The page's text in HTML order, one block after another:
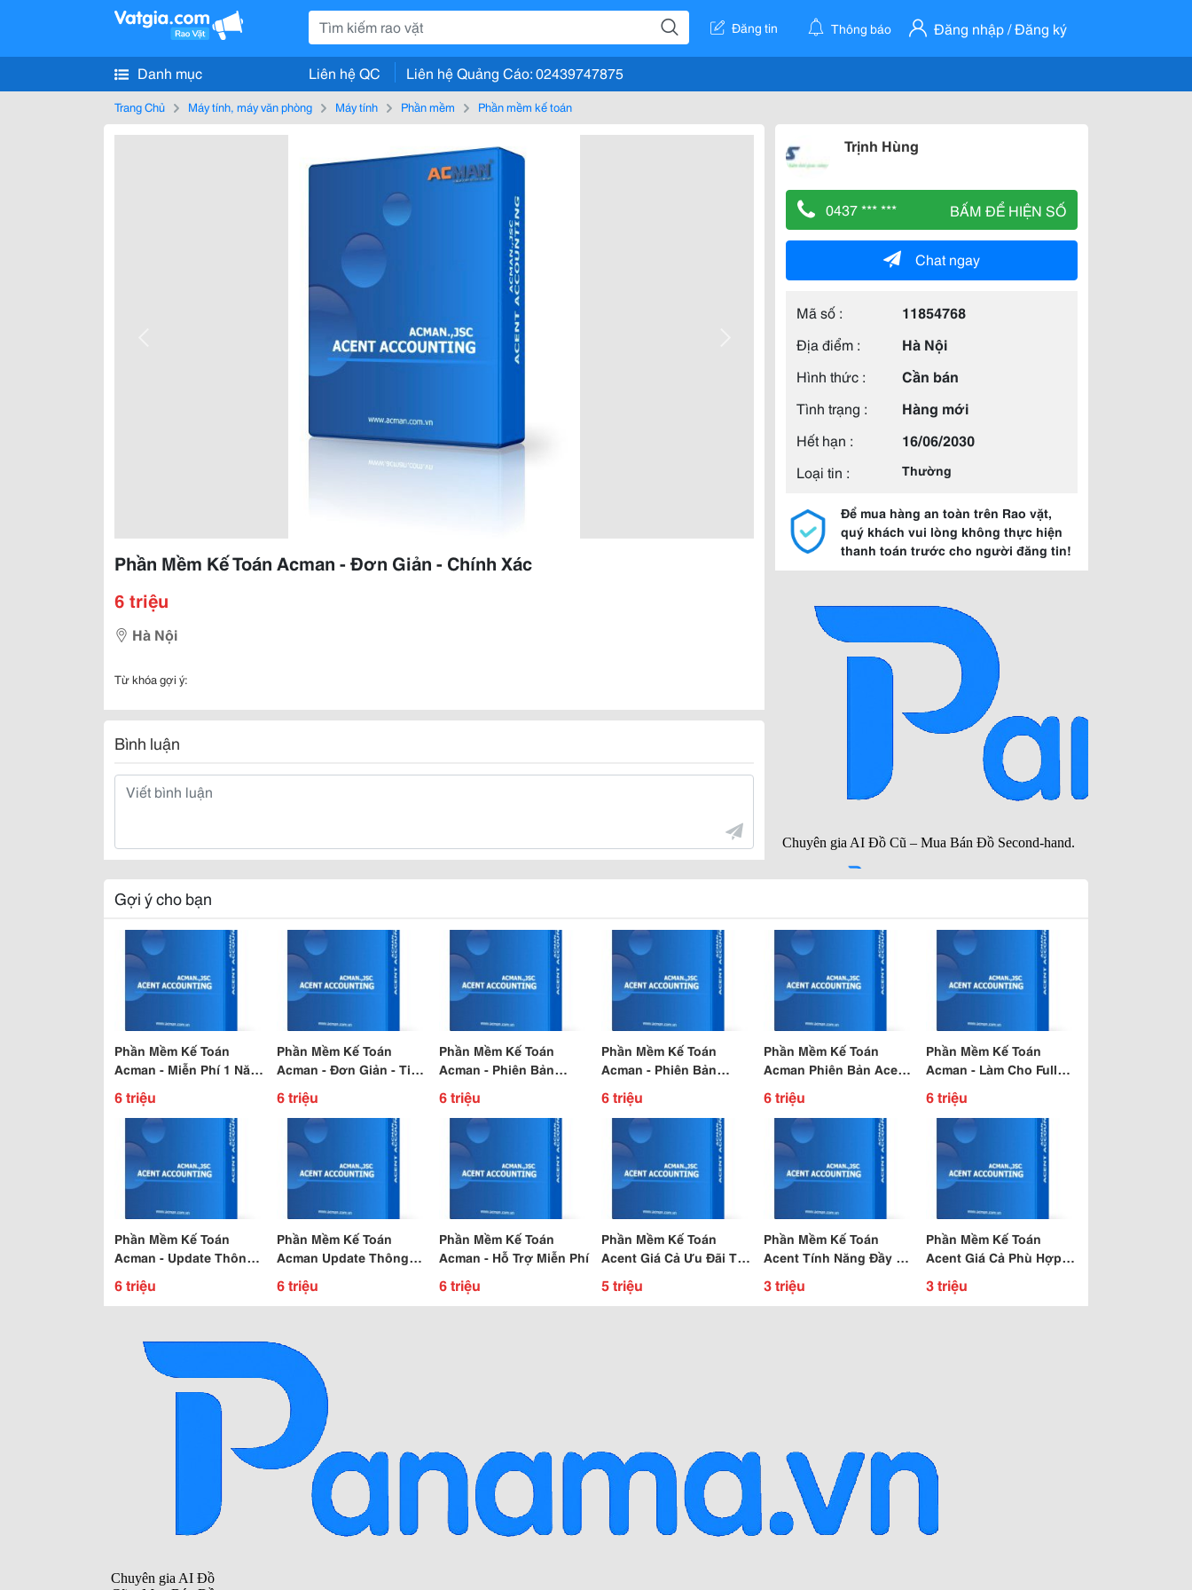
Đăng tin Thông báo Đăng nhập / Đăng ký
Danh mục Liên hệ QC Liên hệ Quảng Cáo: 02439747875
Trang Chủ Máy tính, máy văn phòng Máy tính Phần mềm Phần mềm kế toán
Phần Mềm Kế Toán Acman - Đơn Giản - Chính Xác
6 triệu
Hà Nội
Từ khóa gợi ý:
Bình luận
Trịnh Hùng
0437 *** *** BẤM ĐỂ HIỆN SỐ
Chat ngay
Mã số :
11854768
Địa điểm :
Hà Nội
Hình thức :
Cần bán
Tình trạng :
Hàng mới
Hết hạn :
16/06/2030
Loại tin :
Thường
Để mua hàng an toàn trên Rao vặt,
quý khách vui lòng không thực hiện
thanh toán trước cho người đăng tin!
Gợi ý cho bạn
Phần Mềm Kế Toán
Acman - Miễn Phí 1 Năm
Tài Chính
6 triệu
Phần Mềm Kế Toán
Acman - Đơn Giản - Tiết
6 triệu
Phần Mềm Kế Toán
Acman - Phiên Bản
Acent 2015
6 triệu
Phần Mềm Kế Toán
Acman - Phiên Bản
Acent 2015
6 triệu
Phần Mềm Kế Toán
Acman Phiên Bản Acent
2015
6 triệu
Phần Mềm Kế Toán
Acman - Làm Cho Full
Công Ty
6 triệu
Phần Mềm Kế Toán
Acman - Update Thông
Tư 200 Mới Nhất Bên
Tổng Cục Thuế
6 triệu
Phần Mềm Kế Toán
Acman Update Thông
Tư 200 Mới Nhất
6 triệu
Phần Mềm Kế Toán
Acman - Hỗ Trợ Miễn Phí
6 triệu
Phần Mềm Kế Toán
Acent Giá Cả Ưu Đãi Tiết
Kiệm
5 triệu
Phần Mềm Kế Toán
Acent Tính Năng Đầy Đủ
Giá Cả Tiết Kiệm
3 triệu
Phần Mềm Kế Toán
Acent Giá Cả Phù Hợp
Cá Nhân Làm Kế Toán
3 triệu